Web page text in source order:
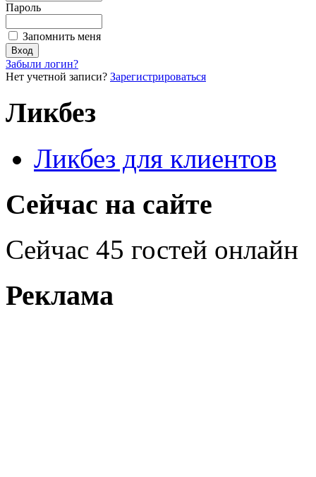
Пароль
Запомнить меня
Забыли логин?
Нет учетной записи? Зарегистрироваться
Ликбез
Ликбез для клиентов
Сейчас на сайте
Сейчас 45 гостей онлайн
Реклама